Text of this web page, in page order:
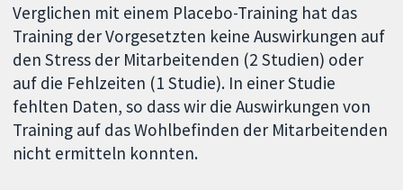
Verglichen mit einem Placebo-Training hat das
Training der Vorgesetzten keine Auswirkungen auf
den Stress der Mitarbeitenden (2 Studien) oder
auf die Fehlzeiten (1 Studie). In einer Studie
fehlten Daten, so dass wir die Auswirkungen von
Training auf das Wohlbefinden der Mitarbeitenden
nicht ermitteln konnten.